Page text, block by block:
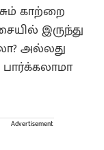
காற்றை
இருந்து
அல்லது
Advertisement